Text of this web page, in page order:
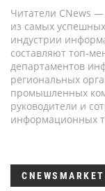
Читатели CNews —
из самых
индустрии
составляют топ-
департаментов
региональных
промышленных
руководители и
информационных
CNEWSMARKET